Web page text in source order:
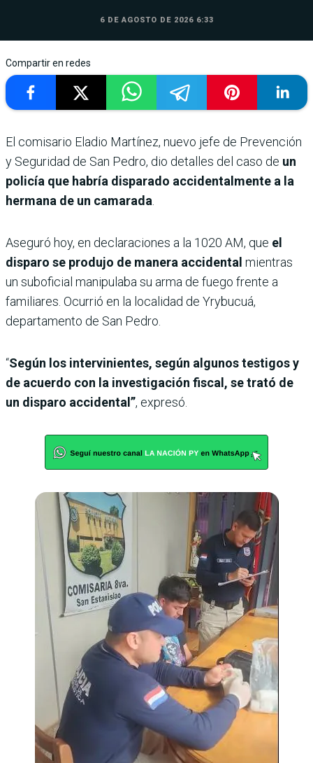
6 DE AGOSTO DE 2026 6:33
Compartir en redes
El comisario Eladio Martínez, nuevo jefe de Prevención
y Seguridad de San Pedro, dio detalles del caso de un
policía que habría disparado accidentalmente a la
hermana de un camarada
Aseguró hoy, en declaraciones a la 1020 AM, que el
disparo se produjo de manera accidental mientras
un suboficial manipulaba su arma de fuego frente a
familiares. Ocurrió en la localidad de Yrybucuá,
departamento de San Pedro.
“Según los intervinientes, según algunos testigos y
de acuerdo con la investigación fiscal, se trató de
un disparo accidental”, expresó.